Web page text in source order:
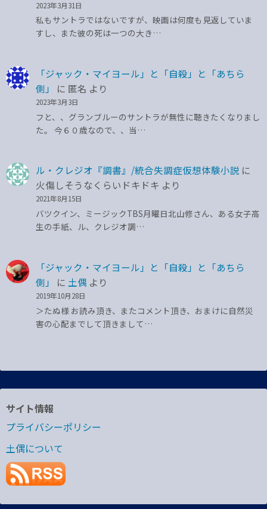
2023年3月31日
私もサントラではないですが、映画は何度も見返していま
すし、また彼の死は一つの大き…
「ジャック・マイヨール」と「自殺」と「あちら
側」
に 匿名 より
2023年3月3日
フと、、グランブルーのサントラが無性に聴きたくなりまし
た。 今６０歳なので、、当…
ル・クレジオ『調書』/統合失調症仮想体験小説 に
火傷しそうなくらいドキドキ より
2021年8月15日
バツクイン、ミージックTBS月曜日北山修さん、ある女子高
生の手紙、ル、クレジオ調…
「ジャック・マイヨール」と「自殺」と「あちら
側」
に 土偶 より
2019年10月28日
＞たぬ様 お読み頂き、またコメント頂き、おまけに自然災
害の心配までして頂きまして…
サイト情報
プライバシーポリシー
土偶について